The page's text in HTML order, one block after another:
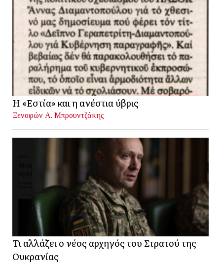
Η «Εστία» και η ανέστια ύβρις
Ξενοφών Α. Μπρουντζάκης
Τι αλλάζει ο νέος αρχηγός του Στρατού της
Ουκρανίας